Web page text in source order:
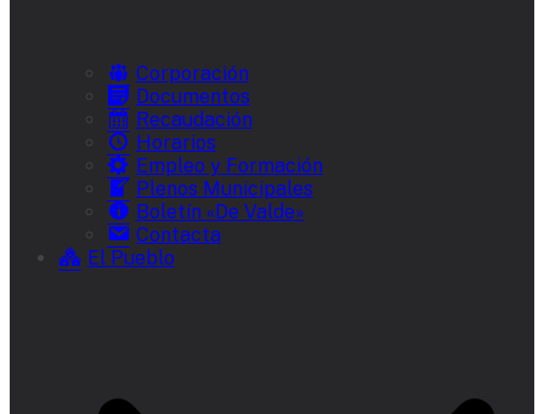
Corporación
Documentos
Recaudación
Horarios
Empleo y Formación
Plenos Municipales
Boletín «De Valde»
Contacta
El Pueblo